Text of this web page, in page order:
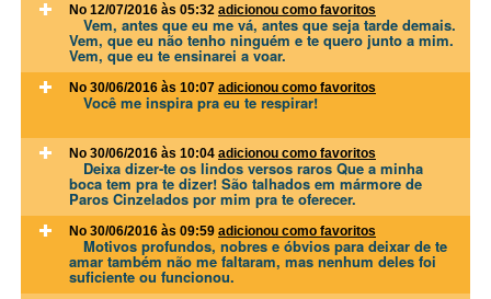
No 12/07/2016 às 05:32 adicionou como favoritos
Vem, antes que eu me vá, antes que seja tarde demais.
Vem, que eu não tenho ninguém e te quero junto a mim.
Vem, que eu te ensinarei a voar.
No 30/06/2016 às 10:07 adicionou como favoritos
Você me inspira pra eu te respirar!
No 30/06/2016 às 10:04 adicionou como favoritos
Deixa dizer-te os lindos versos raros Que a minha
boca tem pra te dizer! São talhados em mármore de
Paros Cinzelados por mim pra te oferecer.
No 30/06/2016 às 09:59 adicionou como favoritos
Motivos profundos, nobres e óbvios para deixar de te
amar também não me faltaram, mas nenhum deles foi
suficiente ou funcionou.